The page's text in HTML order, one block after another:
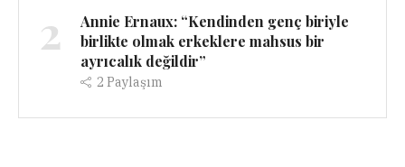
2
Annie Ernaux: “Kendinden genç biriyle
birlikte olmak erkeklere mahsus bir
ayrıcalık değildir”
2 Paylaşım